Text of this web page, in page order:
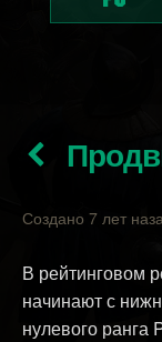
Создано 7 лет
В рейтинговом
начинают с
нулевого ранга